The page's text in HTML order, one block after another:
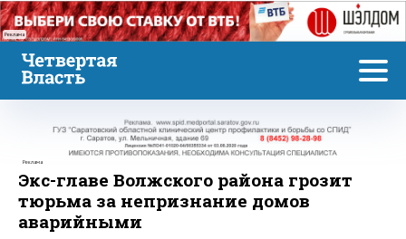
Реклама
Реклама
Экс-главе Волжского района грозит
тюрьма за непризнание домов
аварийными